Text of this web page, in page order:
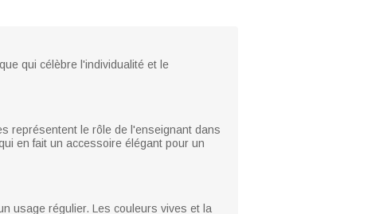
qui célèbre l'individualité et le
représentent le rôle de l'enseignant dans
en fait un accessoire élégant pour un
usage régulier. Les couleurs vives et la